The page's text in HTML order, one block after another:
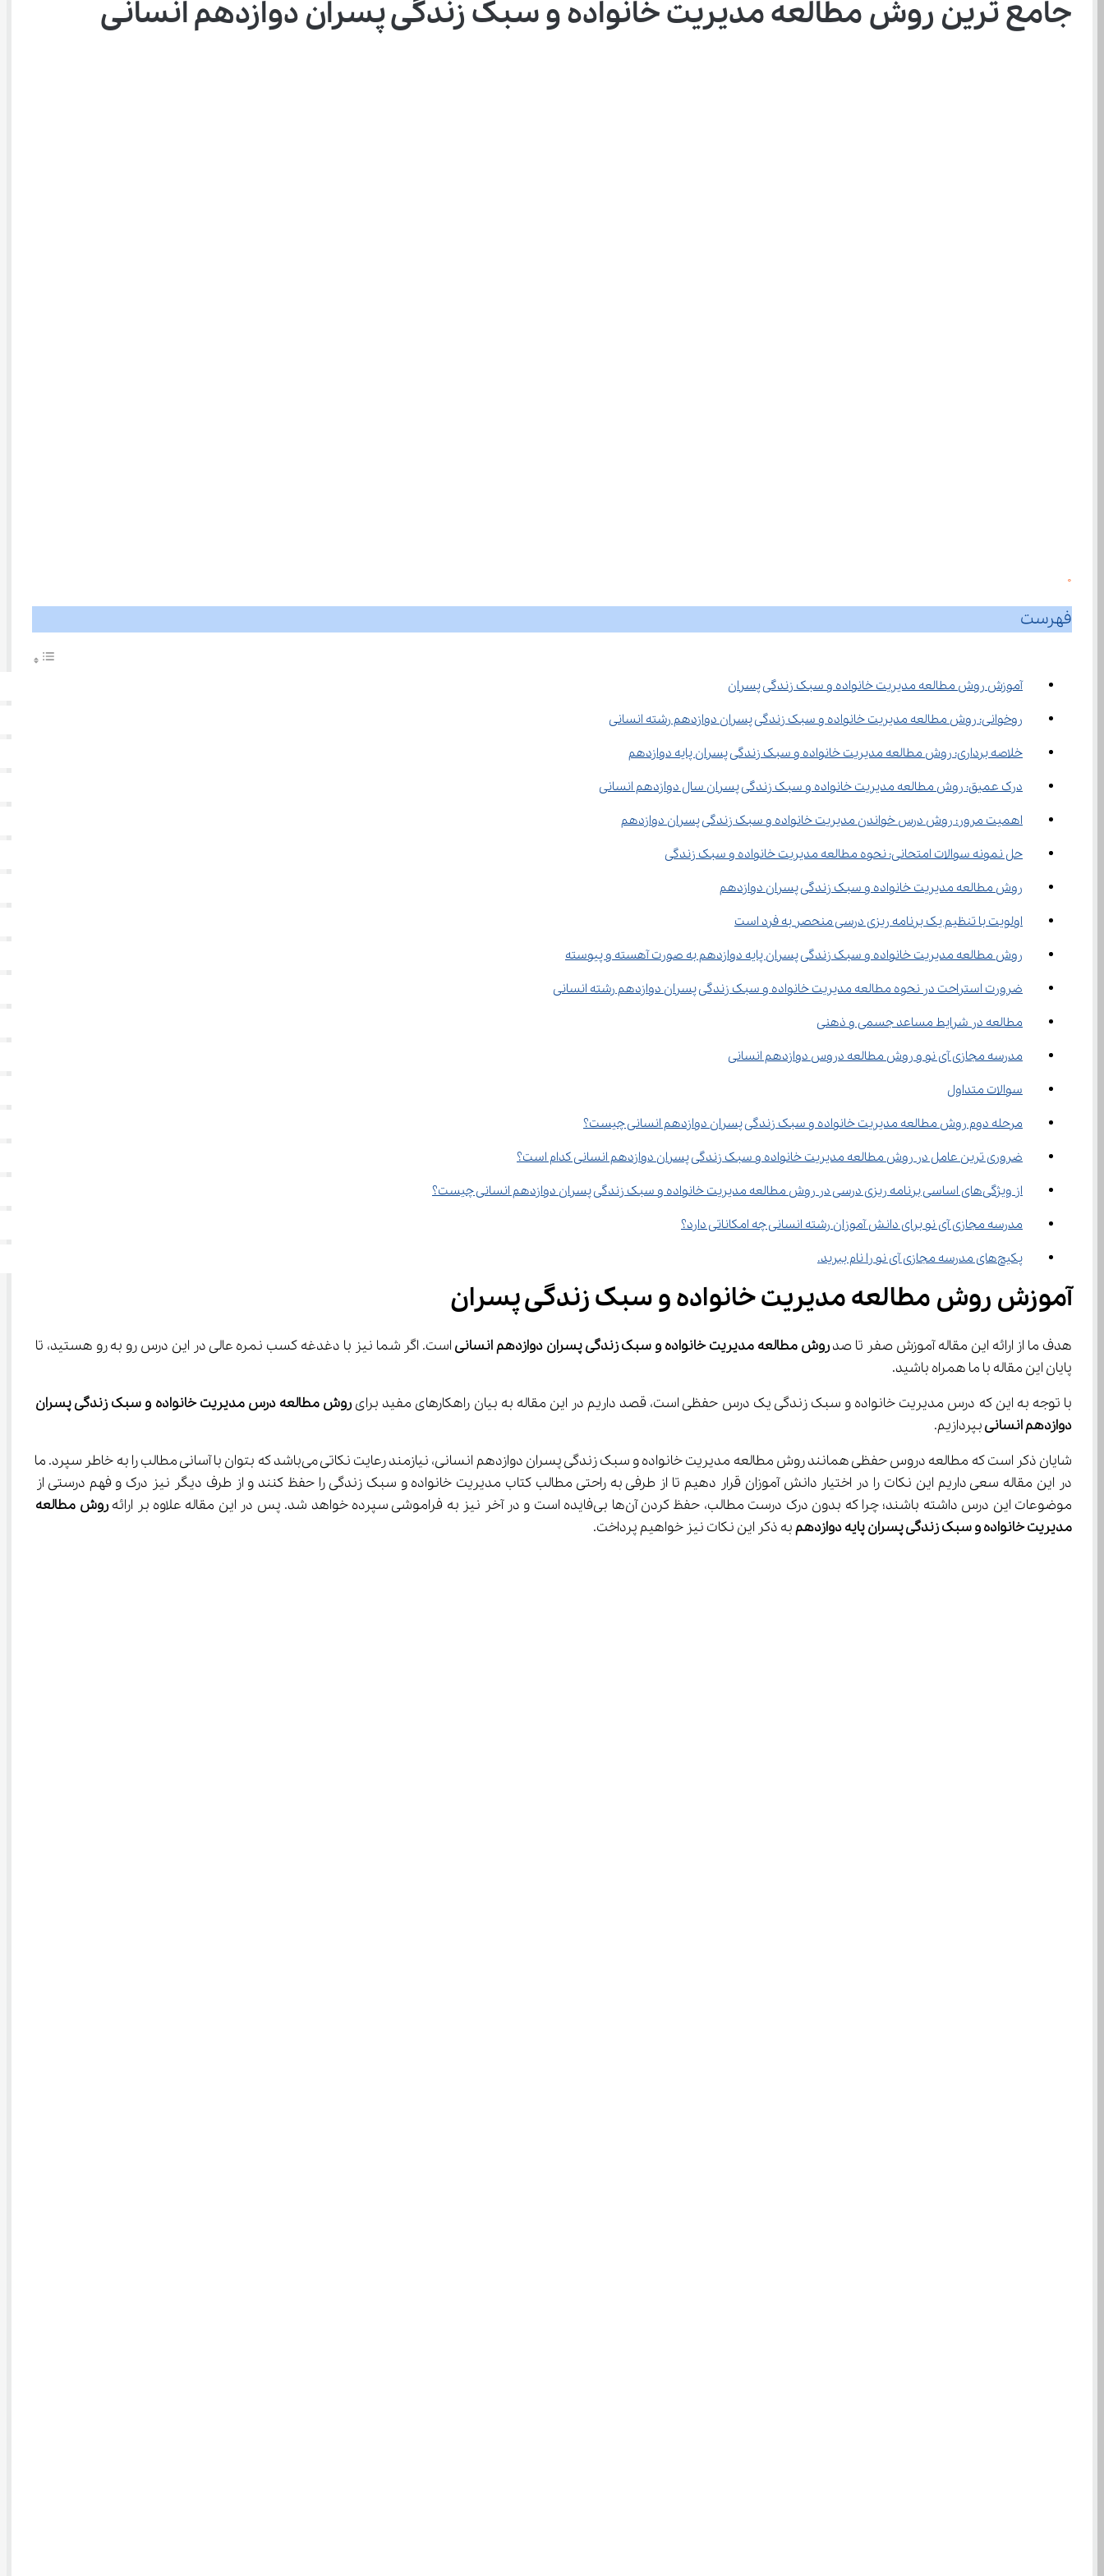
جامع ترین روش مطالعه مدیریت خانواده و سبک زندگی پسران دوازدهم انسانی
0
فهرست
آموزش روش مطالعه مدیریت خانواده و سبک زندگی پسران
روخوانی: روش مطالعه مدیریت خانواده و سبک زندگی پسران دوازدهم رشته انسانی
خلاصه برداری: روش مطالعه مدیریت خانواده و سبک زندگی پسران پایه دوازدهم
درک عمیق: روش مطالعه مدیریت خانواده و سبک زندگی پسران سال دوازدهم انسانی
اهمیت مرور: روش درس خواندن مدیریت خانواده و سبک زندگی پسران دوازدهم
حل نمونه سوالات امتحانی: نحوه مطالعه مدیریت خانواده و سبک زندگی
روش مطالعه مدیریت خانواده و سبک زندگی پسران دوازدهم
اولویت با تنظیم یک برنامه ریزی درسی منحصر به فرد است
روش مطالعه مدیریت خانواده و سبک زندگی پسران پایه دوازدهم به صورت آهسته و پیوسته
ضرورت استراحت در نحوه مطالعه مدیریت خانواده و سبک زندگی پسران دوازدهم رشته انسانی
مطالعه در شرایط مساعد جسمی و ذهنی
مدرسه مجازی آی نو و روش مطالعه دروس دوازدهم انسانی
سوالات متداول
مرحله دوم روش مطالعه مدیریت خانواده و سبک زندگی پسران دوازدهم انسانی چیست؟
ضروری ترین عامل در روش مطالعه مدیریت خانواده و سبک زندگی پسران دوازدهم انسانی کدام است؟
از ویژگی‌های اساسی برنامه ریزی درسی در روش مطالعه مدیریت خانواده و سبک زندگی پسران دوازدهم انسانی چیست؟
مدرسه مجازی آی نو برای دانش آموزان رشته انسانی چه امکاناتی دارد؟
پکیج‌های مدرسه مجازی آی نو را نام ببرید.
آموزش روش مطالعه مدیریت خانواده و سبک زندگی پسران
هدف ما از ارائه این مقاله آموزش صفر تا صد روش مطالعه مدیریت خانواده و سبک زندگی پسران دوازدهم انسانی است. اگر شما نیز با دغدغه کسب نمره عالی در این درس رو به رو هستید، تا
پایان این مقاله با ما همراه باشید.
با توجه به این که درس مدیریت خانواده و سبک زندگی یک درس حفظی است، قصد داریم در این مقاله به بیان راهکارهای مفید برای روش مطالعه درس مدیریت خانواده و سبک زندگی پسران
دوازدهم انسانی بپردازیم.
شایان ذکر است که مطالعه دروس حفظی همانند روش مطالعه مدیریت خانواده و سبک زندگی پسران دوازدهم انسانی، نیازمند رعایت نکاتی می‌باشد که بتوان با آسانی مطالب را به خاطر سپرد. ما
در این مقاله سعی داریم این نکات را در اختیار دانش آموزان قرار دهیم تا از طرفی به راحتی مطالب کتاب مدیریت خانواده و سبک زندگی را حفظ کنند و از طرف دیگر نیز درک و فهم درستی از
موضوعات این درس داشته باشند؛ چرا که بدون درک درست مطالب، حفظ کردن آن‌ها بی‌فایده است و در آخر نیز به فراموشی سپرده خواهد شد. پس در این مقاله علاوه بر ارائه
روش مطالعه
مدیریت خانواده و سبک زندگی پسران پایه دوازدهم به ذکر این نکات نیز خواهیم پرداخت.